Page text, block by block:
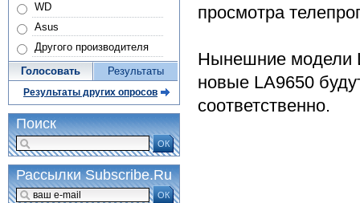
просмотра
Нынешние модели
новые LA9650
соответственно.
WD
Asus
Другого производителя
Голосовать Результаты
Результаты других опросов
Поиск
ОК
Рассылки Subscribe.Ru
ОК